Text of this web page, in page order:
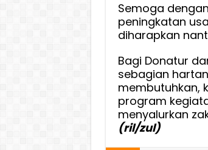
Semoga
peningkatan
diharapkan
Bagi Donatur
sebagian
membutuhkan,
program
menyalurkan
(ril/zul)